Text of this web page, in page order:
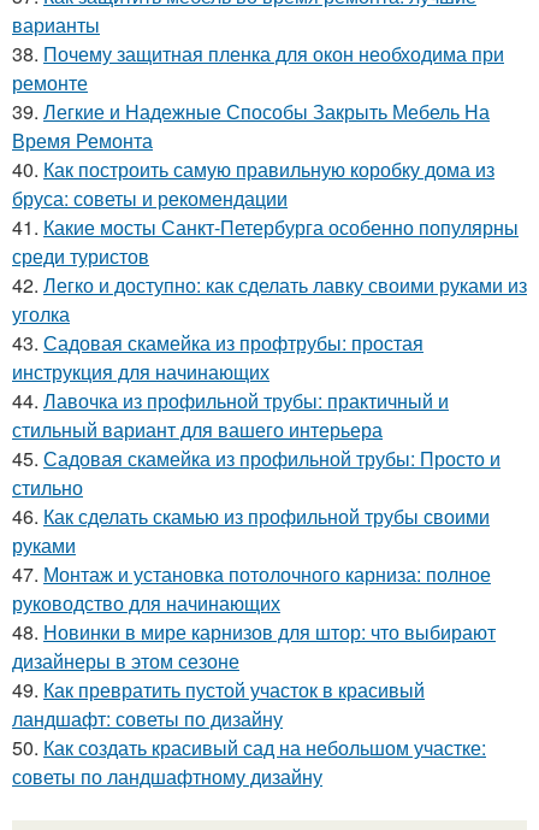
варианты
38. Почему защитная пленка для окон необходима при
ремонте
39. Легкие и Надежные Способы Закрыть Мебель На
Время Ремонта
40. Как построить самую правильную коробку дома из
бруса: советы и рекомендации
41. Какие мосты Санкт-Петербурга особенно популярны
среди туристов
42. Легко и доступно: как сделать лавку своими руками из
уголка
43. Садовая скамейка из профтрубы: простая
инструкция для начинающих
44. Лавочка из профильной трубы: практичный и
стильный вариант для вашего интерьера
45. Садовая скамейка из профильной трубы: Просто и
стильно
46. Как сделать скамью из профильной трубы своими
руками
47. Монтаж и установка потолочного карниза: полное
руководство для начинающих
48. Новинки в мире карнизов для штор: что выбирают
дизайнеры в этом сезоне
49. Как превратить пустой участок в красивый
ландшафт: советы по дизайну
50. Как создать красивый сад на небольшом участке:
советы по ландшафтному дизайну